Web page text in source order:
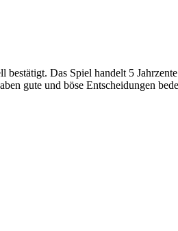
Das Spiel handelt 5
gute und böse Entscheidungen